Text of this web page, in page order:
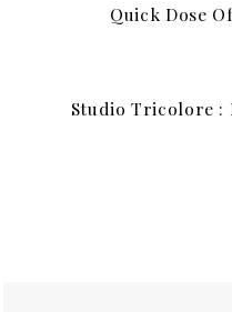
Quick Dose
Studio Tricolore :